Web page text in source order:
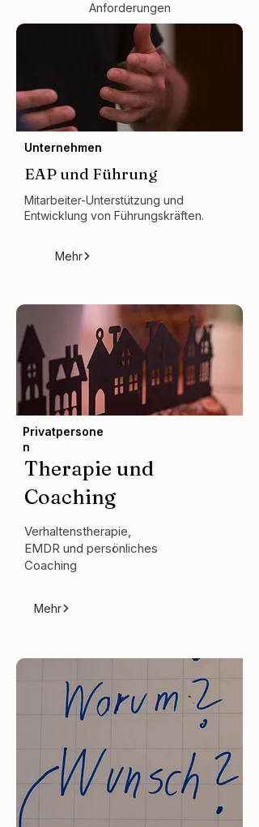
Anforderungen
Unternehmen
EAP und Führung
Mitarbeiter-Unterstützung und
Entwicklung von Führungskräften.
Mehr
Privatpersone
n
Therapie und
Coaching
Verhaltenstherapie,
EMDR und persönliches
Coaching
Mehr